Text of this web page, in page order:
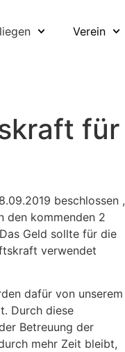
Verein
für
beschlossen ,
den kommenden 2
Geld sollte für die
verwendet
dafür von unserem
Durch diese
Betreuung der
mehr Zeit bleibt,